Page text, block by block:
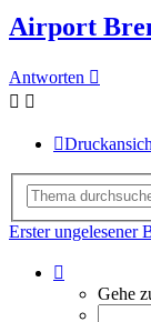
Airport
Antworten
Erster ungelesener
von
Gehe